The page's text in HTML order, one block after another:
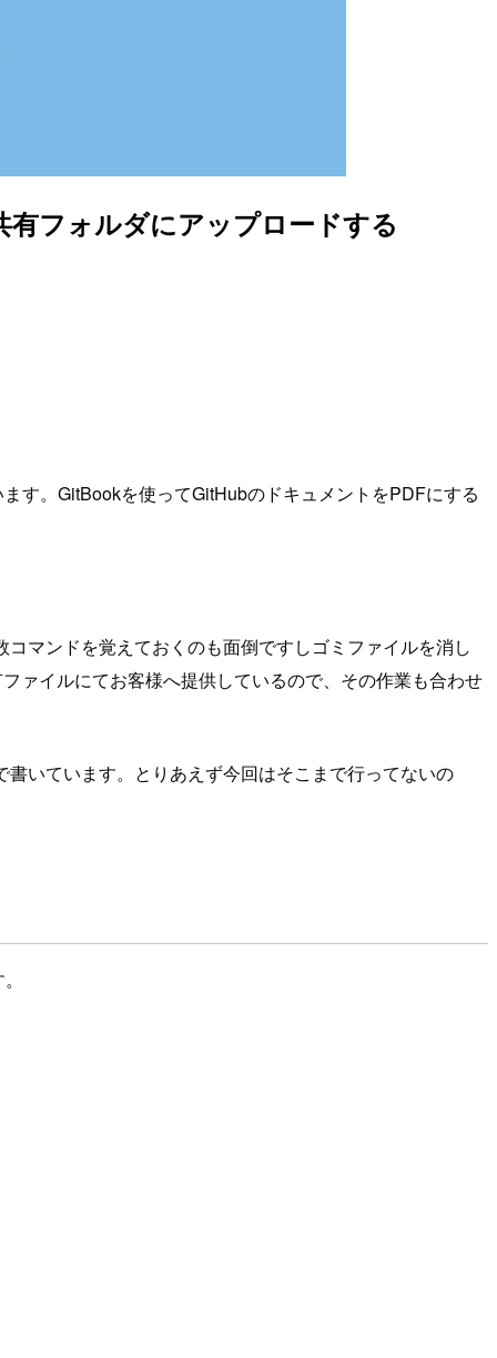
フォルダにアップロードする
す。GitBookを使ってGitHubのドキュメントをPDFにする
マンドを覚えておくのも面倒ですしゴミファイルを消し
ァイルにてお客様へ提供しているので、その作業も合わせ
いています。とりあえず今回はそこまで行ってないの